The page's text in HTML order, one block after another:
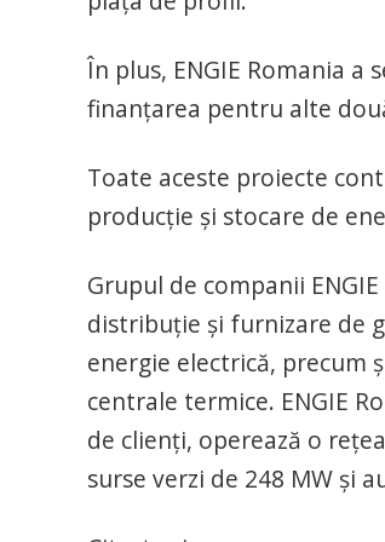
În plus, ENGIE Romania
finanțarea pentru alte
Toate aceste proiecte
producție și stocare de
Grupul de companii
distribuţie şi furnizare de
energie electrică, precum
centrale termice. ENGIE
de clienţi, operează o
surse verzi de 248 MW şi